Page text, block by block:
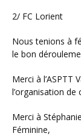
2/ FC Lorient
Nous tenions à féliciter l’ensemble des féminines présentes pour
le bon
Merci à l’ASPTT Vannes pour leur accueil, ainsi que pour
l’organisation
Merci à Stéphanie Gueguen, Présidente de la Commission
Féminine,